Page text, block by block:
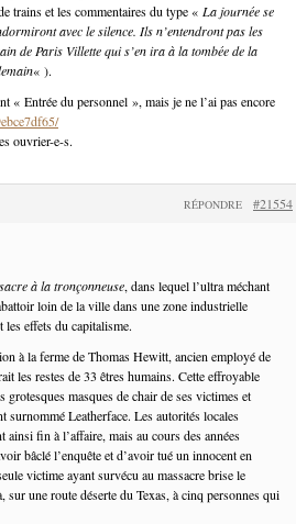
trains et les commentaires du type « La journée se
avec le silence. Ils n’entendront pas les
de Paris Villette qui s’en ira à la tombée de la
« ).
« Entrée du personnel », mais je ne l’ai pas encore
ouvrier-e-s.
#21554
RÉPONDRE
à la tronçonneuse, dans lequel l’ultra méchant
loin de la ville dans une zone industrielle
les effets du capitalisme.
à la ferme de Thomas Hewitt, ancien employé de
les restes de 33 êtres humains. Cette effroyable
masques de chair de ses victimes et
surnommé Leatherface. Les autorités locales
fin à l’affaire, mais au cours des années
bâclé l’enquête et d’avoir tué un innocent en
victime ayant survécu au massacre brise le
une route déserte du Texas, à cinq personnes qui